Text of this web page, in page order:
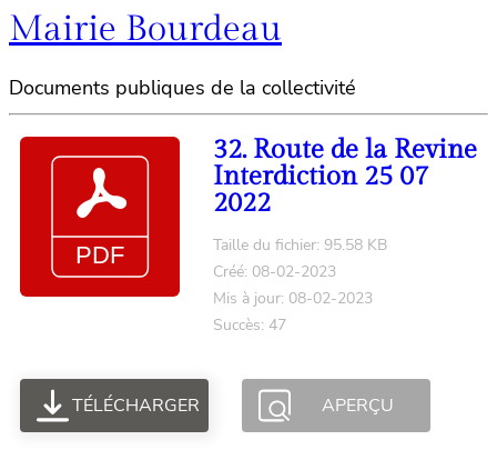
Mairie Bourdeau
Documents publiques de la collectivité
32. Route de la Revine
Interdiction 25 07
2022
Taille du fichier: 95.58 KB
Créé: 08-02-2023
Mis à jour: 08-02-2023
Succès: 47
TÉLÉCHARGER APERÇU